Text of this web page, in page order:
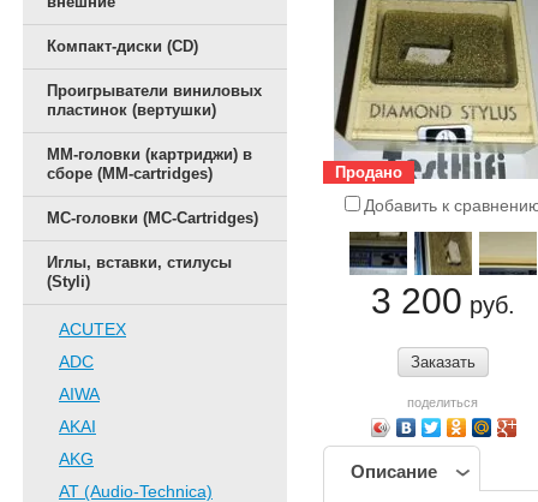
Компакт-диски (CD)
Проигрыватели виниловых
пластинок (вертушки)
ММ-головки (картриджи) в
сборе (MM-cartridges)
MC-головки (MC-Cartridges)
Иглы, вставки, стилусы
(Styli)
ACUTEX
ADC
AIWA
AKAI
AKG
AT (Audio-Technica)
Продано
Добавить к
3 200 руб.
Заказать
поделиться
Описание